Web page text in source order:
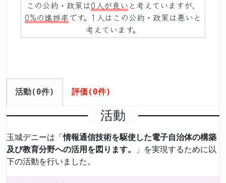
この公約・政策は0人が良い と考えていますが、
0%の進捗率です。1人はこの公約・政策は悪いと
考えています。
活動(0件) 評価(0件)
活動
玉城デニーは「情報通信技術を駆使した電子自治体の構築
及び教育分野への活用を図ります。
」を実現するために以
下の活動を行いました。